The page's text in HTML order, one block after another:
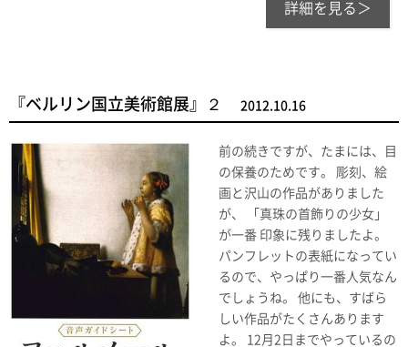
詳細を見る＞
『ベルリン国立美術館展』２ 2012.10.16
前の続きですが、たまには、目
の保養のためです。 彫刻、絵
画と沢山の作品がありました
が、 「真珠の首飾りの少女」
が一番 印象に残りましたよ。
パンフレットの表紙になってい
るので、やっぱり一番人気なん
でしょうね。 他にも、すばら
しい作品がたくさんあります
よ。 12月2日までやっているの